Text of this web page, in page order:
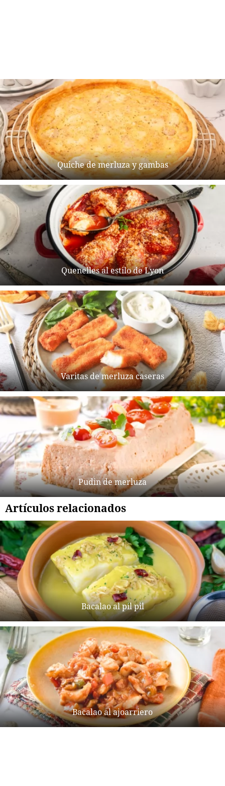
Quiche de merluza y gambas
Quenelles al estilo de Lyon
Varitas de merluza caseras
Pudin de merluza
Artículos relacionados
Bacalao al pil pil
Bacalao al ajoarriero